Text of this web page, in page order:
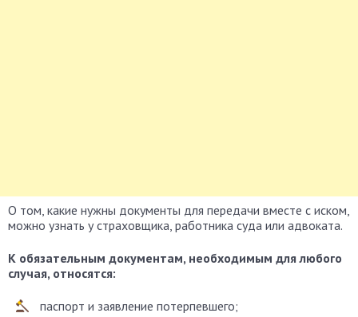
О том, какие нужны документы для передачи вместе с иском,
можно узнать у страховщика, работника суда или адвоката.
К обязательным документам, необходимым для любого
случая, относятся:
паспорт и заявление потерпевшего;